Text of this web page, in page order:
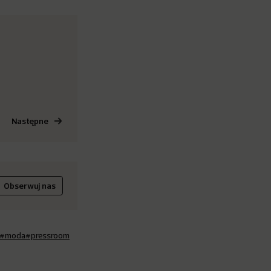
Następne
Obserwuj nas
#moda#pressroom